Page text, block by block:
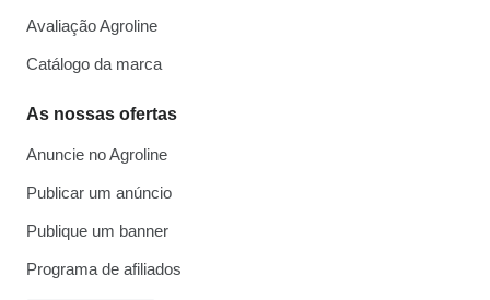
Avaliação Agroline
Catálogo da marca
As nossas ofertas
Anuncie no Agroline
Publicar um anúncio
Publique um banner
Programa de afiliados